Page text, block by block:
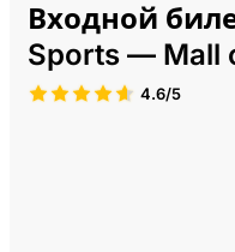
Входной
Sports — Mall
4.6/5